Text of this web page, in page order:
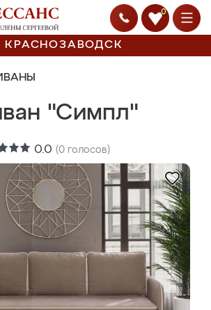
0
КРАСНОЗАВОДСК
"Симпл"
0.0 (0 голосов)